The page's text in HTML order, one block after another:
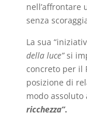
nell’affrontare
senza
La sua
della luce”si
concreto per il
posizione di
modo assoluto
ricchezza”.